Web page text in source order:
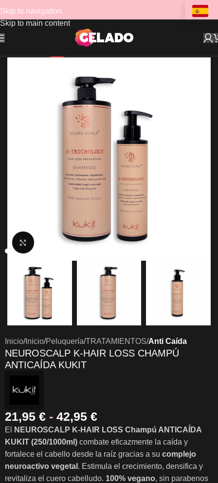
Skip to navigation
Skip to main content
Clic para ampliar
Inicio Inicio Peluquería TRATAMIENTOS Anti Caída
NEUROSCALP K-HAIR LOSS CHAMPÚ
ANTICAÍDA KUKIT
21,95 € - 42,95 €
El
NEUROSCALP K-HAIR LOSS Champú ANTICAÍDA
KUKIT (250/1000ml) combate eficazmente la caída y
fortalece el cabello desde la raíz gracias a su complejo
neuroactivo vegetal . Estimula el crecimiento, densifica y
revitaliza el cuero cabelludo. 100% vegano, sin parabenos